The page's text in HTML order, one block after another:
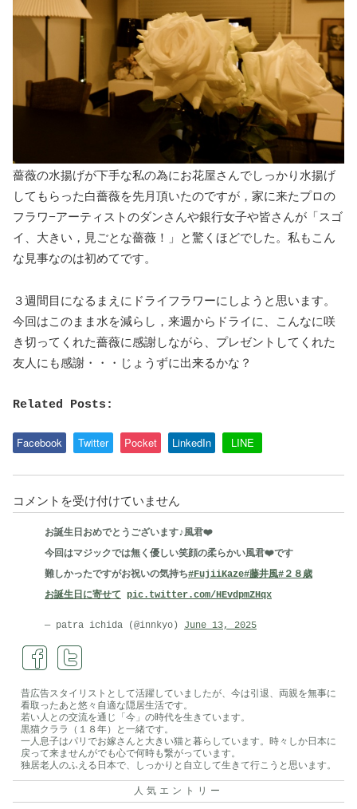
薔薇の水揚げが下手な私の為にお花屋さんでしっかり水揚げ
してもらった白薔薇を先月頂いたのですが，家に来たプロの
フラワ−アーティストのダンさんや銀行女子や皆さんが「スゴ
イ、大きい，見ごとな薔薇！」と驚くほどでした。私もこん
な見事なのは初めてです。
３週間目になるまえにドライフラワーにしようと思います。
今回はこのまま水を減らし，来週からドライに、こんなに咲
き切ってくれた薔薇に感謝しながら、プレゼントしてくれた
友人にも感謝・・・じょうずに出来るかな？
Related Posts:
Facebook Twitter Pocket LinkedIn LINE
咲
た
薔
薇
は
コメントを受け付けていません
お誕生日おめでとうございます♪風君❤️
今回はマジックでは無く優しい笑顔の柔らかい風君❤️です
難しかったですがお祝いの気持ち#FujiiKaze#藤井風#２８歳
お誕生日に寄せて pic.twitter.com/HEvdpmZHqx
— patra ichida (@innkyo) June 13, 2025
昔広告スタイリストとして活躍していましたが、今は引退、両親を無事に
看取ったあと悠々自適な隠居生活です。
若い人との交流を通じ「今」の時代を生きています。
黒猫クララ（１８年）と一緒です。
一人息子はパリでお嫁さんと大きい猫と暮らしています。時々しか日本に
戻って来ませんがでも心で何時も繋がっています。
独居老人のふえる日本で、しっかりと自立して生きて行こうと思います。
人気エントリー